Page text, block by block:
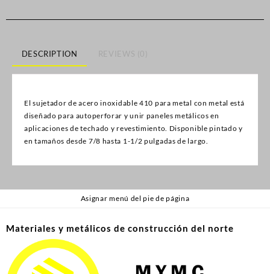
DESCRIPTION REVIEWS (0)
El sujetador de acero inoxidable 410 para metal con metal está
diseñado para autoperforar y unir paneles metálicos en
aplicaciones de techado y revestimiento. Disponible pintado y
en tamaños desde 7/8 hasta 1-1/2 pulgadas de largo.
Asignar menú del pie de página
Materiales y metálicos de construcción del norte